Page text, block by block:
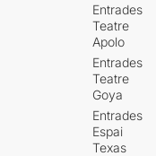
Entrades
Teatre
Apolo
Entrades
Teatre
Goya
Entrades
Espai
Texas